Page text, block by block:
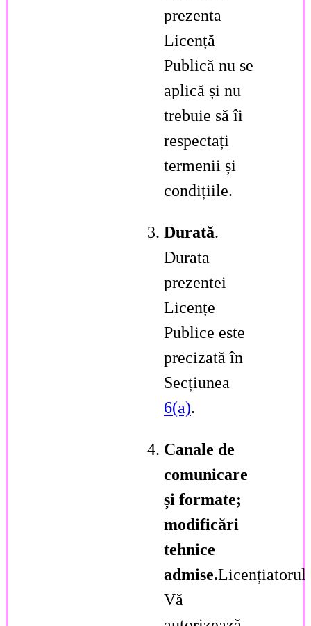
prezenta
Licență
Publică nu se
aplică și nu
trebuie să îi
respectați
termenii și
condițiile.
Durată.
Durata
prezentei
Licențe
Publice este
precizată în
Secțiunea
6(a).
Canale de
comunicare
și formate;
modificări
tehnice
admise.Licențiatorul
Vă